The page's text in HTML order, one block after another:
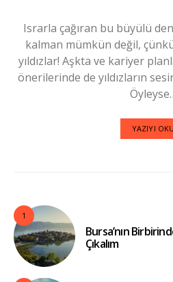
Israrla çağıran bu büyülü
kalman mümkün değil,
yıldızlar! Aşkta ve kariyer
önerilerinde de yıldızların
YAZIYI OKU
1
Bursa’nın
Çıkalım